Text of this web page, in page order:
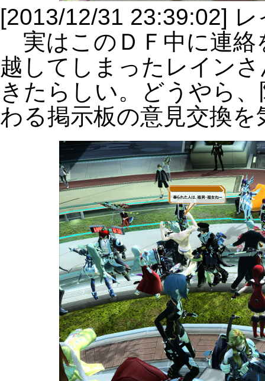
[2013/12/31 23:39:02]
実はこのＤＦ中に連絡
越してしまったレイン
きたらしい。どうやら
わる掲示板の意見交換